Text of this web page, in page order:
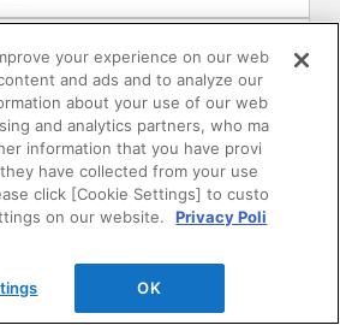
レーション
your experience on our web
and ads and to analyze our
about your use of our web
and analytics partners, who ma
information that you have provi
have collected from your use
click [Cookie Settings] to custo
on our website.
Privacy Poli
OK